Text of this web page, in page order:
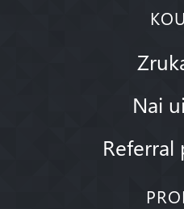
Nai
Referral